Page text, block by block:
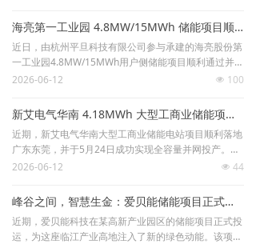
招中标信息
招聘
海亮第一工业园 4.8MW/15MWh 储能项目顺利并网验收
近日，由杭州平旦科技有限公司参与承建的海亮股份第
一工业园4.8MW/15MWh用户侧储能项目顺利通过并网
验收，正式投入运行。这标志着平旦科技在工商业储能
系统建设注入了新的绿色动能。
넶 100
2026-06-12
新艾电气华南 4.18MWh 大型工商业储能项目顺利并网
近期，新艾电气华南大型工商业储能电站项目顺利落地
广东东莞，并于5月24日成功实现全容量并网投产。该
项目总规模达4.18MWh，是东莞高埗地区首个落地的1
地区核心产业集群，凭借高标准的并网技术与成熟的落
地模式，为珠三角制造业企业智慧用能、节能降本打造
了可复制、可推广的优质落地范本。
넶 44
2026-06-12
峰谷之间，智慧生金：爱贝能储能项目正式投运
近期，爱贝能科技在某高新产业园区的储能项目正式投
运，为这座临江产业高地注入了新的绿色动能。该项目